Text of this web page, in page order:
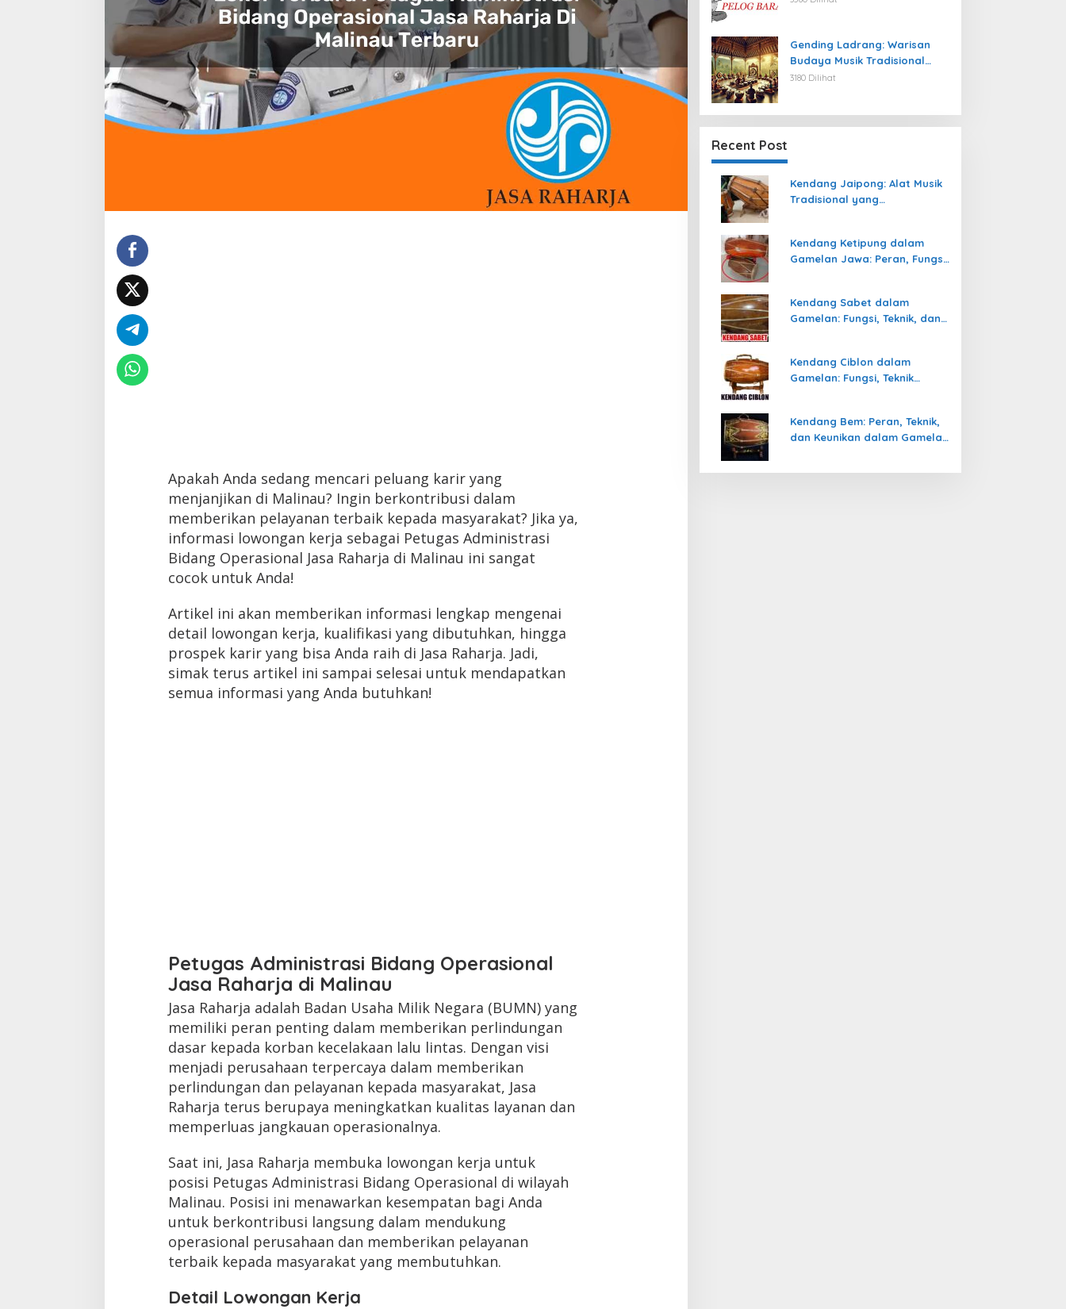
Apakah Anda sedang mencari peluang karir yang
menjanjikan di Malinau? Ingin berkontribusi dalam
memberikan pelayanan terbaik kepada masyarakat? Jika ya,
informasi lowongan kerja sebagai Petugas Administrasi
Bidang Operasional Jasa Raharja di Malinau ini sangat
cocok untuk Anda!
Artikel ini akan memberikan informasi lengkap mengenai
detail lowongan kerja, kualifikasi yang dibutuhkan, hingga
prospek karir yang bisa Anda raih di Jasa Raharja. Jadi,
simak terus artikel ini sampai selesai untuk mendapatkan
semua informasi yang Anda butuhkan!
Petugas Administrasi Bidang Operasional
Jasa Raharja di Malinau
Jasa Raharja adalah Badan Usaha Milik Negara (BUMN) yang
memiliki peran penting dalam memberikan perlindungan
dasar kepada korban kecelakaan lalu lintas. Dengan visi
menjadi perusahaan terpercaya dalam memberikan
perlindungan dan pelayanan kepada masyarakat, Jasa
Raharja terus berupaya meningkatkan kualitas layanan dan
memperluas jangkauan operasionalnya.
Saat ini, Jasa Raharja membuka lowongan kerja untuk
posisi Petugas Administrasi Bidang Operasional di wilayah
Malinau. Posisi ini menawarkan kesempatan bagi Anda
untuk berkontribusi langsung dalam mendukung
operasional perusahaan dan memberikan pelayanan
terbaik kepada masyarakat yang membutuhkan.
Detail Lowongan Kerja
Gending Ladrang: Warisan
Budaya Musik Tradisional
Jawa yang Abadi
3180 Dilihat
Recent Post
Kendang Jaipong: Alat Musik
Tradisional yang
Kendang Ketipung dalam
Gamelan Jawa: Peran, Fungsi,
Kendang Sabet dalam
Gamelan: Fungsi, Teknik, dan
Kendang Ciblon dalam
Gamelan: Fungsi, Teknik
Kendang Bem: Peran, Teknik,
dan Keunikan dalam Gamelan